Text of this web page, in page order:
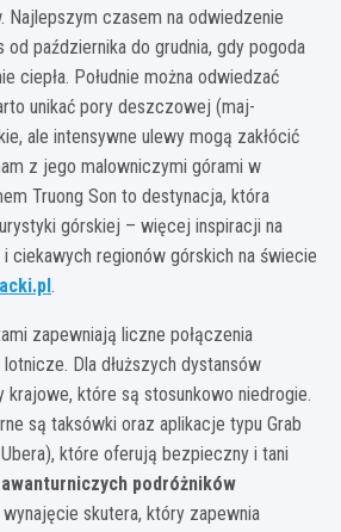
Najlepszym czasem na odwiedzenie
od października do grudnia, gdy pogoda
ciepła. Południe można odwiedzać
unikać pory deszczowej (maj-
ale intensywne ulewy mogą zakłócić
z jego malowniczymi górami w
Truong Son to destynacja, która
górskiej – więcej inspiracji na
ciekawych regionów górskich na świecie
.
zapewniają liczne połączenia
Dla dłuższych dystansów
które są stosunkowo niedrogie.
są taksówki oraz aplikacje typu Grab
które oferują bezpieczny i tani
podróżników
skutera, który zapewnia